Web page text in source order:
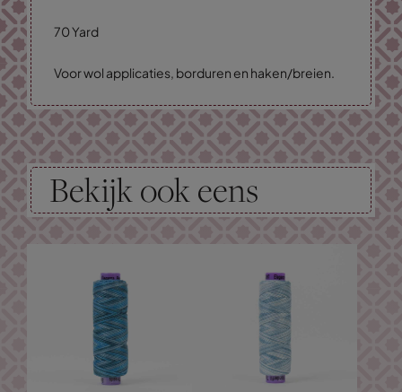
70 Yard
Voor wol applicaties, borduren en haken/breien.
Bekijk ook eens